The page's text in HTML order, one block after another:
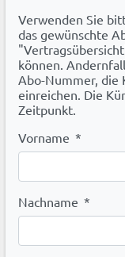
Verwenden Sie
das gewünschte
können.
Abo-Nummer, die
einreichen. Die
Zeitpunkt.
Vorname *
Nachname *